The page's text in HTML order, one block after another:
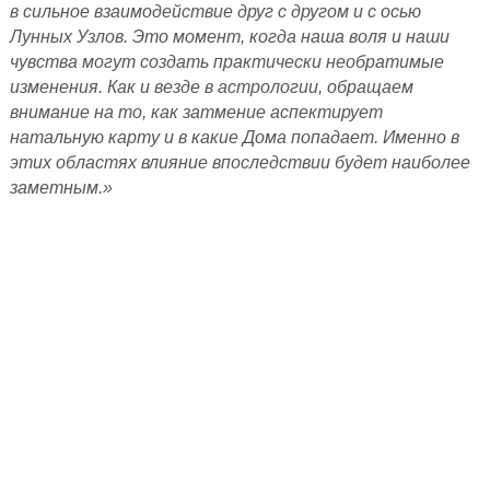
в сильное взаимодействие друг с другом и с осью
Лунных Узлов. Это момент, когда наша воля и наши
чувства могут создать практически необратимые
изменения. Как и везде в астрологии, обращаем
внимание на то, как затмение аспектирует
натальную карту и в какие Дома попадает. Именно в
этих областях влияние впоследствии будет наиболее
заметным.»